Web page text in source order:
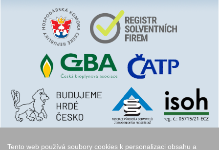
Tento web používá soubory cookies k personalizaci obsahu a